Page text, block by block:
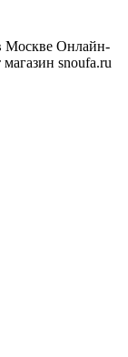
Москве Онлайн-
snoufa.ru